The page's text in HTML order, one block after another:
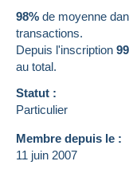
98% de moyenne
transactions.
Depuis l'inscription
au total.
Statut :
Particulier
Membre depuis le :
11 juin 2007